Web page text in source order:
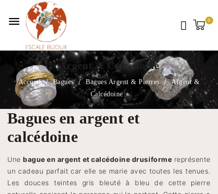
menu
Argent & Calcédoine
Accueil Bagues Bagues Argent & Pierres
Argent &
Calcédoine
Bagues en argent et
calcédoine
Une bague en argent et calcédoine drusiforme représente
un cadeau parfait car elle se marie avec toutes les tenues.
Les douces teintes gris bleuté à bleu de cette pierre